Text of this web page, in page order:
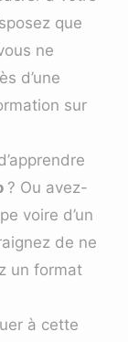
que
ne
d’une
sur
? Ou avez-
voire d’un
de ne
un format
à cette